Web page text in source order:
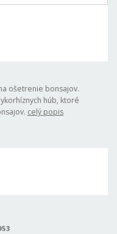
ošetrenie bonsajov.
húb, ktoré
celý popis